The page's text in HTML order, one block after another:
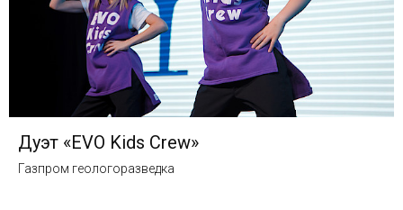
Дуэт «EVO Kids Crew»
Газпром геологоразведка